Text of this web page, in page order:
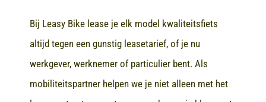
Bij Leasy Bike lease je elk model kwaliteitsfiets
altijd tegen een gunstig leasetarief, of je nu
werkgever, werknemer of particulier bent. Als
mobiliteitspartner helpen we je niet alleen met het